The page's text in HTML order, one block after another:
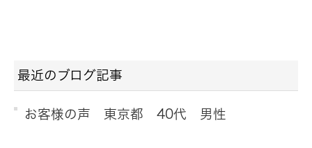
最近のブログ記事
お客様の声 東京都 40代 男性